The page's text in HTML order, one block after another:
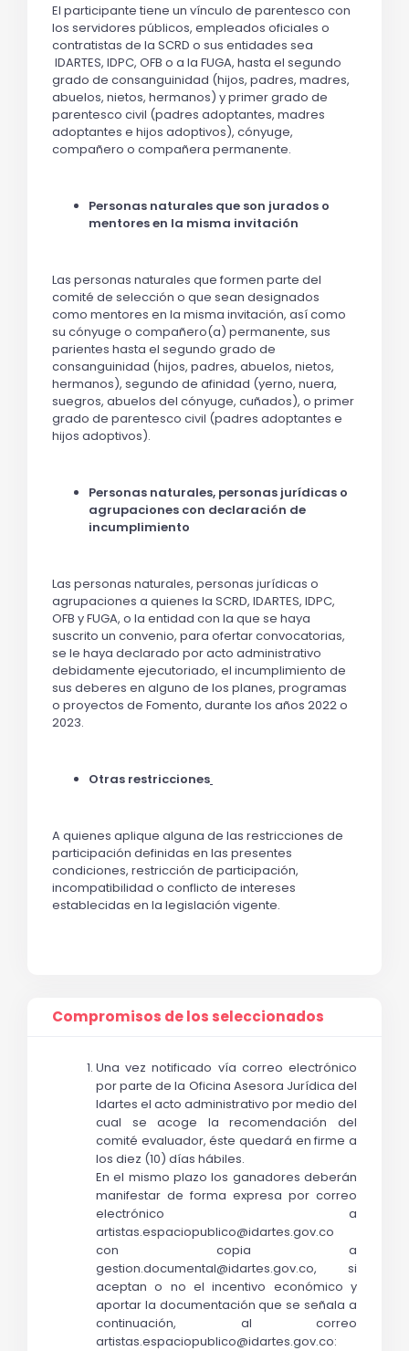
El participante tiene un vínculo de parentesco con
los servidores públicos, empleados oficiales o
contratistas de la SCRD o sus entidades sea
IDARTES, IDPC, OFB o a la FUGA, hasta el segundo
grado de consanguinidad (hijos, padres, madres,
abuelos, nietos, hermanos) y primer grado de
parentesco civil (padres adoptantes, madres
adoptantes e hijos adoptivos), cónyuge,
compañero o compañera permanente.
Personas naturales que son jurados o
mentores en la misma invitación
Las personas naturales que formen parte del
comité de selección o que sean designados
como mentores en la misma invitación, así como
su cónyuge o compañero(a) permanente, sus
parientes hasta el segundo grado de
consanguinidad (hijos, padres, abuelos, nietos,
hermanos), segundo de afinidad (yerno, nuera,
suegros, abuelos del cónyuge, cuñados), o primer
grado de parentesco civil (padres adoptantes e
hijos adoptivos).
Personas naturales, personas jurídicas o
agrupaciones con declaración de
incumplimiento
Las personas naturales, personas jurídicas o
agrupaciones a quienes la SCRD, IDARTES, IDPC,
OFB y FUGA, o la entidad con la que se haya
suscrito un convenio, para ofertar convocatorias,
se le haya declarado por acto administrativo
debidamente ejecutoriado, el incumplimiento de
sus deberes en alguno de los planes, programas
o proyectos de Fomento, durante los años 2022 o
2023.
Otras restricciones
A quienes aplique alguna de las restricciones de
participación definidas en las presentes
condiciones, restricción de participación,
incompatibilidad o conflicto de intereses
establecidas en la legislación vigente.
Compromisos de los seleccionados
Una vez notificado vía correo electrónico
por parte de la Oficina Asesora Jurídica del
Idartes el acto administrativo por medio del
cual se acoge la recomendación del
comité evaluador, éste quedará en firme a
los diez (10) días hábiles.
En el mismo plazo los ganadores deberán
manifestar de forma expresa por correo
electrónico a
artistas.espaciopublico@idartes.gov.co
con copia a
gestion.documental@idartes.gov.co, si
aceptan o no el incentivo económico y
aportar la documentación que se señala a
continuación, al correo
artistas.espaciopublico@idartes.gov.co: